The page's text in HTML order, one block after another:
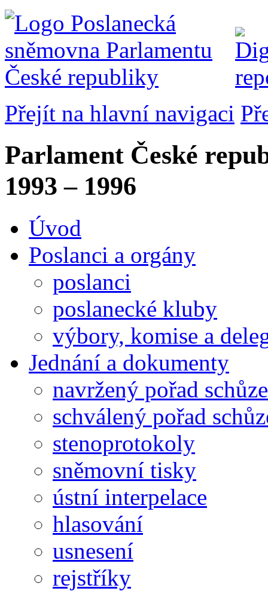
Přejít na hlavní navigaci
Parlament České
1993 – 1996
Úvod
Poslanci a orgány
poslanci
poslanecké kluby
výbory, komise a
Jednání a dokumenty
navržený pořad schůze
schválený pořad
stenoprotokoly
sněmovní tisky
ústní interpelace
hlasování
usnesení
rejstříky